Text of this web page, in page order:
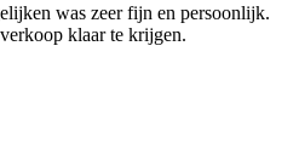
was zeer fijn en persoonlijk.
klaar te krijgen.